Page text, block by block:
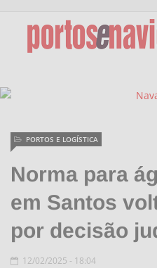
Norma para
em Santos
por decisão
PORTOS E LOGÍSTICA
12/02/2025 - 18:04